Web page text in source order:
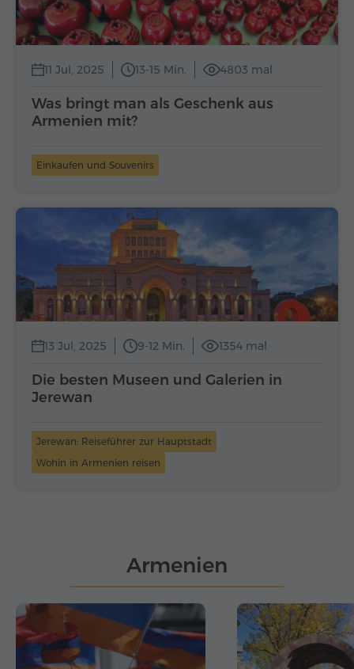
11 Jul, 2025 13-15 Min. 4803 mal
Was bringt man als Geschenk aus
Armenien mit?
Einkaufen und Souvenirs
13 Jul, 2025 9-12 Min. 1354 mal
Die besten Museen und Galerien in
Jerewan
Jerewan: Reiseführer zur Hauptstadt
Wohin in Armenien reisen
Armenien